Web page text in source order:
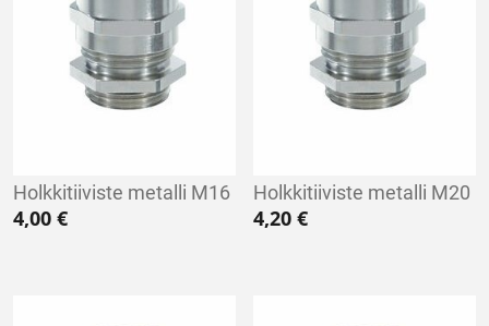
Holkkitiiviste metalli M16
4,00 €
Holkkitiiviste metalli M20
4,20€